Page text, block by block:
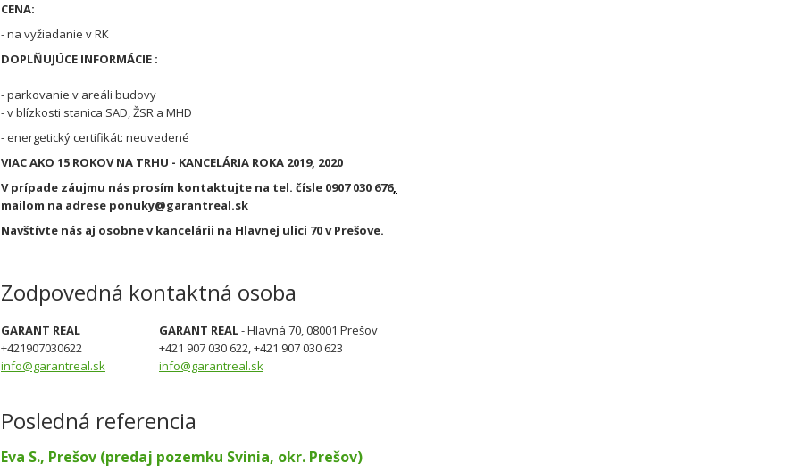
CENA:
- na vyžiadanie v RK
DOPLŇUJÚCE INFORMÁCIE :
- parkovanie v areáli budovy
- v blízkosti stanica SAD, ŽSR a MHD
- energetický certifikát: neuvedené
VIAC AKO 15 ROKOV NA TRHU - KANCELÁRIA ROKA 2019, 2020
V prípade záujmu nás prosím kontaktujte na tel. čísle 0907 030 676,
mailom na adrese ponuky@garantreal.sk
Navštívte nás aj osobne v kancelárii na Hlavnej ulici 70 v Prešove.
Zodpovedná kontaktná osoba
GARANT REAL
+421907030622
info@garantreal.sk
GARANT REAL- Hlavná 70, 08001 Prešov
+421 907 030 622, +421 907 030 623
info@garantreal.sk
Posledná referencia
Eva S., Prešov (predaj pozemku Svinia, okr. Prešov)